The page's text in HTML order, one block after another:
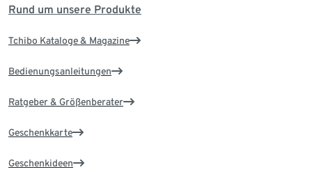
Rund um unsere Produkte
Tchibo Kataloge & Magazine
Bedienungsanleitungen
Ratgeber & Größenberater
Geschenkkarte
Geschenkideen